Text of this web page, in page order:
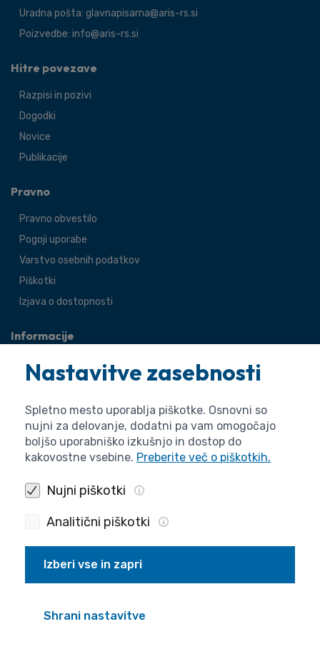
Uradna pošta: glavnapisarna@aris-rs.si
Poizvedbe: info@aris-rs.si
Hitre povezave
Razpisi in pozivi
Dogodki
Novice
Publikacije
Pravno
Pravno obvestilo
Pogoji uporabe
Varstvo osebnih podatkov
Piškotki
Izjava o dostopnosti
Informacije
O agenciji
Splošne zadeve
Pravne zadeve
Nastavitve zasebnosti
Spletno mesto uporablja piškotke. Osnovni so
nujni za delovanje, dodatni pa vam omogočajo
boljšo uporabniško izkušnjo in dostop do
kakovostne vsebine. Preberite več o piškotkih.
Nujni piškotki
Analitični piškotki
Izberi vse in zapri
Shrani nastavitve